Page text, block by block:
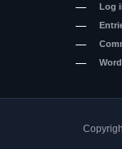
Log